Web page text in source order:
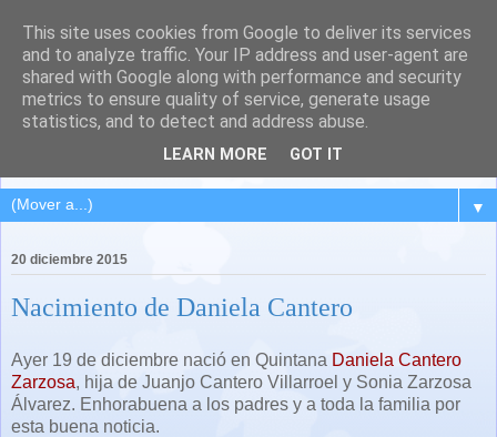
QUINTANA DEL PUENTE
(Palencia)
Pueblo del Cerrato palentino
▼
20 diciembre 2015
Nacimiento de Daniela Cantero
Ayer 19 de diciembre nació en Quintana Daniela Cantero
Zarzosa, hija de Juanjo Cantero Villarroel y Sonia Zarzosa
Álvarez. Enhorabuena a los padres y a toda la familia por
esta buena noticia.
This site uses cookies from Google to deliver its services
and to analyze traffic. Your IP address and user-agent are
shared with Google along with performance and security
metrics to ensure quality of service, generate usage
statistics, and to detect and address abuse.
LEARN MORE GOT IT